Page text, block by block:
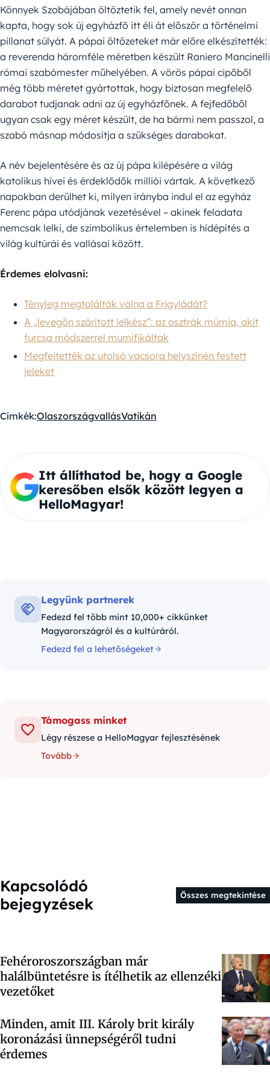
Könnyek Szobájában öltöztetik fel, amely nevét onnan
kapta, hogy sok új egyházfő itt éli át először a történelmi
pillanat súlyát. A pápai öltözeteket már előre elkészítették:
a reverenda háromféle méretben készült Raniero Mancinelli
római szabómester műhelyében. A vörös pápai cipőből
még több méretet gyártottak, hogy biztosan megfelelő
darabot tudjanak adni az új egyházfőnek. A fejfedőből
ugyan csak egy méret készült, de ha bármi nem passzol, a
szabó másnap módosítja a szükséges darabokat.
A név bejelentésére és az új pápa kilépésére a világ
katolikus hívei és érdeklődők milliói vártak. A következő
napokban derülhet ki, milyen irányba indul el az egyház
Ferenc pápa utódjának vezetésével – akinek feladata
nemcsak lelki, de szimbolikus értelemben is hídépítés a
világ kultúrái és vallásai között.
Érdemes elolvasni:
Tényleg megtalálták volna a Frigyládát?
A „levegőn szárított lelkész”: az osztrák múmia, akit
furcsa módszerrel mumifikáltak
Megfejtették az utolsó vacsora helyszínén festett
jeleket
Címkék:OlaszországvallásVatikán
Itt állíthatod be, hogy a Google
keresőben elsők között legyen a
HelloMagyar!
Legyünk partnerek
Fedezd fel több mint 10,000+ cikkünket
Magyarországról és a kultúráról.
Fedezd fel a lehetőségeket
Támogass minket
Légy részese a HelloMagyar fejlesztésének
Tovább
Kapcsolódó
bejegyzések
Összes megtekintése
Fehéroroszországban már
halálbüntetésre is ítélhetik az ellenzéki
vezetőket
Minden, amit III. Károly brit király
koronázási ünnepségéről tudni
érdemes